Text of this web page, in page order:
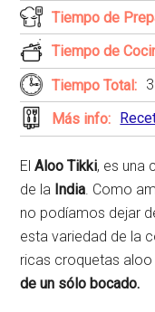
Tiempo de
Tiempo de
Tiempo Total:
Más info:
ElAloo Tikki, es una
de la India . Como
no podíamos dejar
esta variedad de la
ricas croquetas
de un sólo bocado.